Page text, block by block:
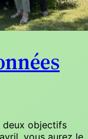
deux objectifs
vous aurez le